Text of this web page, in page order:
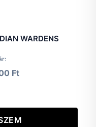
WARDENS
Ft